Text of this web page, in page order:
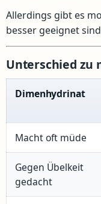
Allerdings gibt es
besser geeignet
Unterschied zu
Dimenhydrinat
Macht oft müde
Gegen Übelkeit
gedacht